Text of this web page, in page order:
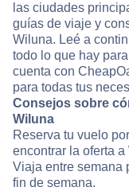
las ciudades
guías de viaje y
Wiluna. Leé a
todo lo que hay
cuenta con
para todas tus
Consejos sobre
Wiluna
Reserva tu vuelo
encontrar la oferta
Viaja entre semana
fin de semana.